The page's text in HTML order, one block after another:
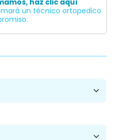
haz clic aquí
un técnico ortopedico